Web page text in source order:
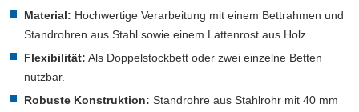
Material: Hochwertige Verarbeitung mit einem Bettrahmen und
Standrohren aus Stahl sowie einem Lattenrost aus Holz.
Flexibilität: Als Doppelstockbett oder zwei einzelne Betten
nutzbar.
Robuste Konstruktion: Standrohre aus Stahlrohr mit 40 mm